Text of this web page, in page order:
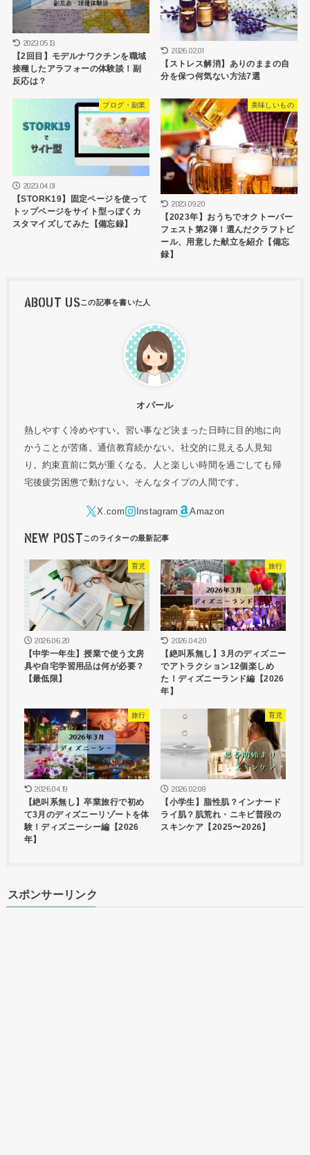
2023.05.13
【2回目】モデルナワクチンを職域
接種したアラフォーの体験談！副
反応は？
2026.02.01
【ストレス解消】ありのままの自
分を保つ何気ない方法7選
ブログ・副業
2023.04.01
【STORK19】固定ページを使って
トップページをサイト型っぽくカ
スタマイズしてみた【備忘録】
美味しいもの
2023.09.20
【2023年】おうちでオクトーバー
フェスト第2弾！選んだクラフトビ
ール、用意した献立を紹介【備忘
録】
ABOUT US
オパール
熱しやすく冷めやすい。習い事など決まった日時に目的地に向
かうことが苦痛。通信教育続かない。社交的に見える人見知
り。約束直前に気が重くなる。人と楽しい時間を過ごしても帰
宅後疲労困憊で動けない。そんなタイプの人間です。
NEW POST
育児
2026.06.20
【中学一年生】授業で使う文房
具や自宅学習用品は何が必要？
【最低限】
旅行
2026.04.20
【絶叫系無し】3月のディズニー
でアトラクション12個楽しめ
た！ディズニーランド編【2026
年】
旅行
2026.04.19
【絶叫系無し】卒業旅行で初め
て3月のディズニーリゾートを体
験！ディズニーシー編【2026
年】
育児
2026.02.08
【小学生】脂性肌？インナード
ライ肌？肌荒れ・ニキビ普段の
スキンケア【2025〜2026】
スポンサーリンク